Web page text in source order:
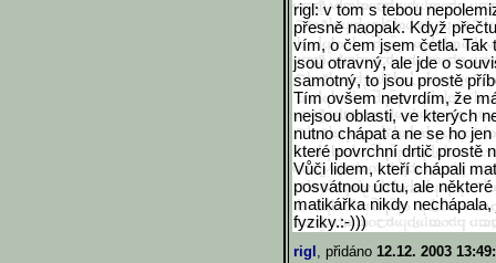
rigl: v tom s tebou
přesně naopak. Když
vím, o čem jsem četla. Tak
jsou otravný, ale jde o
samotný, to jsou prostě
Tím ovšem netvrdím, že
nejsou oblasti, ve kterých
nutno chápat a ne se ho
které povrchní drtič prostě
Vůči lidem, kteří chápali
posvátnou úctu, ale
matikářka nikdy
fyziky.:-)))
rigl , přidáno 12.12. 2003